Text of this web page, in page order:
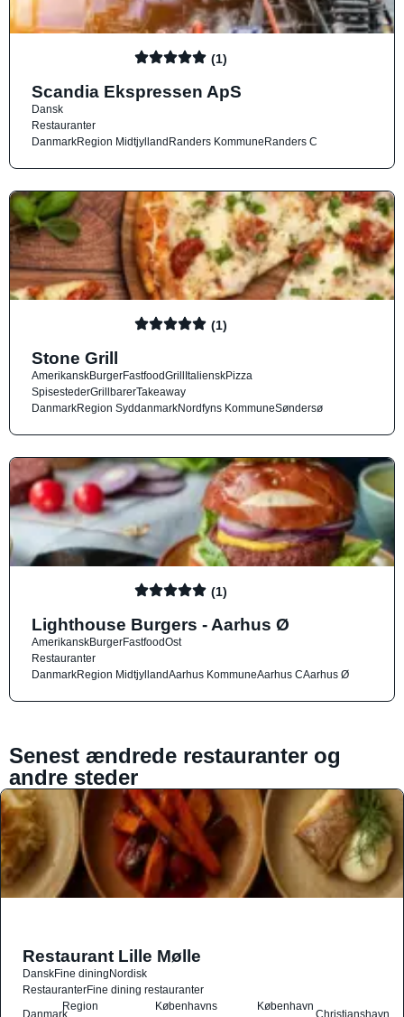
(1)
Scandia Ekspressen ApS
Dansk
Restauranter
DanmarkRegion MidtjyllandRanders KommuneRanders C
(1)
Stone Grill
AmerikanskBurgerFastfoodGrillItalienskPizza
SpisestederGrillbarerTakeaway
DanmarkRegion SyddanmarkNordfyns KommuneSøndersø
(1)
Lighthouse Burgers - Aarhus Ø
AmerikanskBurgerFastfoodOst
Restauranter
DanmarkRegion MidtjyllandAarhus KommuneAarhus CAarhus Ø
Senest ændrede restauranter og
andre steder
Restaurant Lille Mølle
DanskFine diningNordisk
RestauranterFine dining restauranter
Danmark
Region
Københavns
København
Christianshavn